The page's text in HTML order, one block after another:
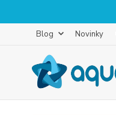
Blog Novinky